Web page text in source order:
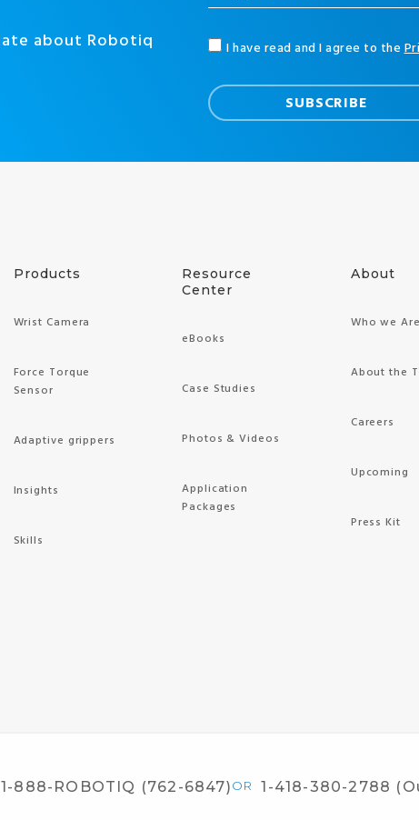
about Robotiq I have read and I agree to the
Products
Wrist Camera
Force Torque
Sensor
Adaptive grippers
Insights
Skills
Resource
Center
eBooks
Case Studies
Photos & Videos
Application
Packages
About
Who we Are
About the
Careers
Upcoming
Press Kit
1-888-ROBOTIQ (762-6847)OR 1-418-380-2788